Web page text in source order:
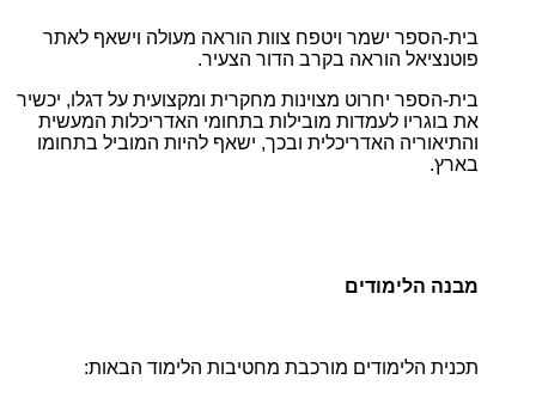
בית-הספר ישמר ויטפח צוות הוראה מעולה וישאף לאתר
פוטנציאל הוראה בקרב הדור הצעיר.
בית-הספר יחרוט מצוינות מחקרית ומקצועית על דגלו, יכשיר
את בוגריו לעמדות מובילות בתחומי האדריכלות המעשית
והתיאוריה האדריכלית ובכך, ישאף להיות המוביל בתחומו
בארץ.
מבנה הלימודים
תכנית הלימודים מורכבת מחטיבות הלימוד הבאות: